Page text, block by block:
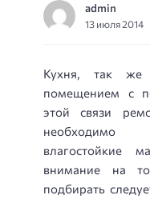
admin
13 июля 2014
Кухня, так же
помещением с
этой связи
необходимо
влагостойкие
внимание на
подбирать